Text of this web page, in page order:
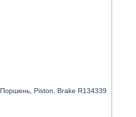
Поршень, Piston, Brake R134339